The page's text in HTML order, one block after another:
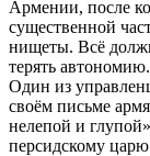
Армении, после
существенной
нищеты. Всё
терять
Один из
своём письме
нелепой и
персидскому